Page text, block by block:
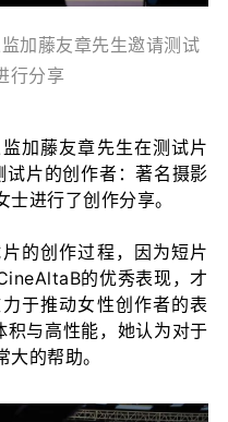
加藤友章先生邀请测试
行分享
加藤友章先生在测试片
片的创作者：著名摄影
进行了创作分享。
的创作过程，因为短片
的优秀表现，才
于推动女性创作者的表
与高性能，她认为对于
的帮助。